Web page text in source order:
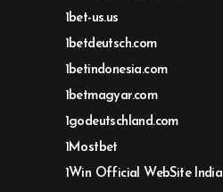
1bet-us.us
1betdeutsch.com
1betindonesia.com
1betmagyar.com
1godeutschland.com
1Mostbet
1Win Official WebSite India